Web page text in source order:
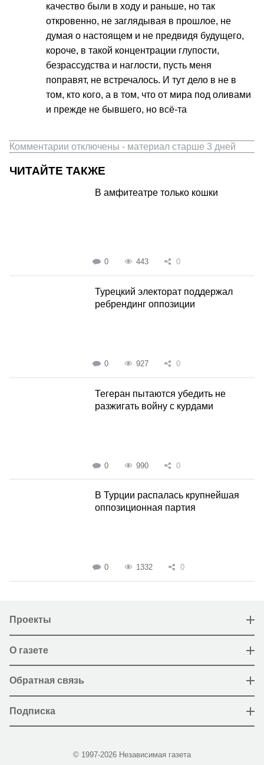
качество были в ходу и раньше, но так
откровенно, не заглядывая в прошлое, не
думая о настоящем и не предвидя будущего,
короче, в такой концентрации глупости,
безрассудства и наглости, пусть меня
поправят, не встречалось. И тут дело в не в
том, кто кого, а в том, что от мира под оливами
и прежде не бывшего, но всё-та
Комментарии отключены - материал старше 3 дней
ЧИТАЙТЕ ТАКЖЕ
В амфитеатре только кошки
0 443 0
Турецкий электорат поддержал
ребрендинг оппозиции
0 927 0
Тегеран пытаются убедить не
разжигать войну с курдами
0 990 0
В Турции распалась крупнейшая
оппозиционная партия
0 1332 0
Проекты
О газете
Обратная связь
Подписка
© 1997-2026 Независимая газета